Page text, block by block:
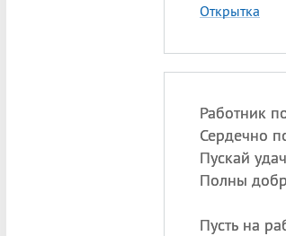
Открытка
Работник
Сердечно
Пускай
Полны
Пусть на